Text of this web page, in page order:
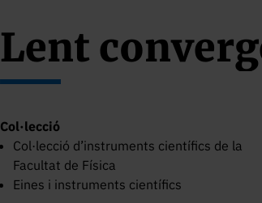
Lent
Col·lecció
Col·lecció d’instruments científics de la
Facultat de Física
Eines i instruments científics